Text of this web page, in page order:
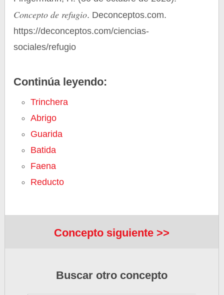
Concepto de refugio. Deconceptos.com.
https://deconceptos.com/ciencias-
sociales/refugio
Continúa leyendo:
Trinchera
Abrigo
Guarida
Batida
Faena
Reducto
Concepto siguiente >>
Buscar otro concepto